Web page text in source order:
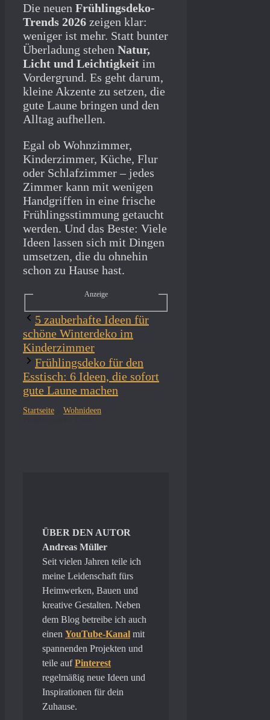
Die neuen Frühlingsdeko-
Trends 2026 zeigen klar:
weniger ist mehr. Statt bunter
Überladung stehen Natur,
Licht und Leichtigkeit im
Vordergrund. Es geht darum,
kleine Akzente zu setzen, die
gute Laune bringen und den
Alltag aufhellen.
Egal ob Wohnzimmer,
Kinderzimmer, Küche, Flur
oder Schlafzimmer – jedes
Zimmer kann mit wenigen
Handgriffen in eine frische
Frühlingsstimmung getaucht
werden. Und das Beste: Viele
Ideen lassen sich mit Dingen
umsetzen, die du ohnehin
schon zu Hause hast.
Anzeige
5 zauberhafte Ideen für
schöne Winterdeko im
Kinderzimmer
Frühlingsdeko für den
Esstisch: 6 Ideen, die sofort
gute Laune machen
Startseite Wohnideen
ÜBER DEN AUTOR
Andreas Müller
Seit vielen Jahren teile ich
meine Leidenschaft fürs
Heimwerken, Bauen und
kreative Gestalten. Neben
dem Blog betreibe ich auch
einen YouTube-Kanal mit
spannenden Projekten und
teile aufPinterest
regelmäßig neue Ideen und
Inspirationen für dein
Zuhause.